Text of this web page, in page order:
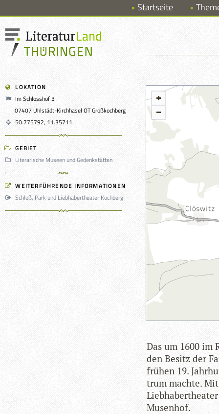
Startseite
LOKATION
Im Schlosshof 3
07407 Uhlstädt-Kirchhasel OT Großkochberg
50.775792, 11.35711
GEBIET
Literarische Museen und Gedenkstätten
WEITERFÜHRENDE INFORMATIONEN
Schloß, Park und Liebhabertheater Kochberg
Das um 1600 im
den Besitz der
frü­hen 19.
trum machte.
Musenhof.